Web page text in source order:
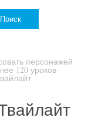
персонажей
120 уроков